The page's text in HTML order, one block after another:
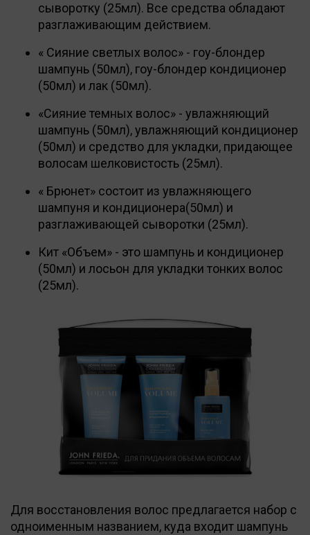
сыворотку (25мл). Все средства обладают
разглаживающим действием.
« Сияние светлых волос» - гоу-блондер
шампунь (50мл), гоу-блондер кондиционер
(50мл) и лак (50мл).
«Сияние темных волос» - увлажняющий
шампунь (50мл), увлажняющий кондиционер
(50мл) и средство для укладки, придающее
волосам шелковистость (25мл).
« Брюнет» состоит из увлажняющего
шампуня и кондиционера(50мл) и
разглаживающей сыворотки (25мл).
Кит «Объем» - это шампунь и кондиционер
(50мл) и лосьон для укладки тонких волос
(25мл).
Для восстановления волос предлагается набор с
одноименным названием, куда входит шампунь